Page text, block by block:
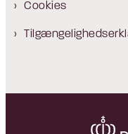
Cookies